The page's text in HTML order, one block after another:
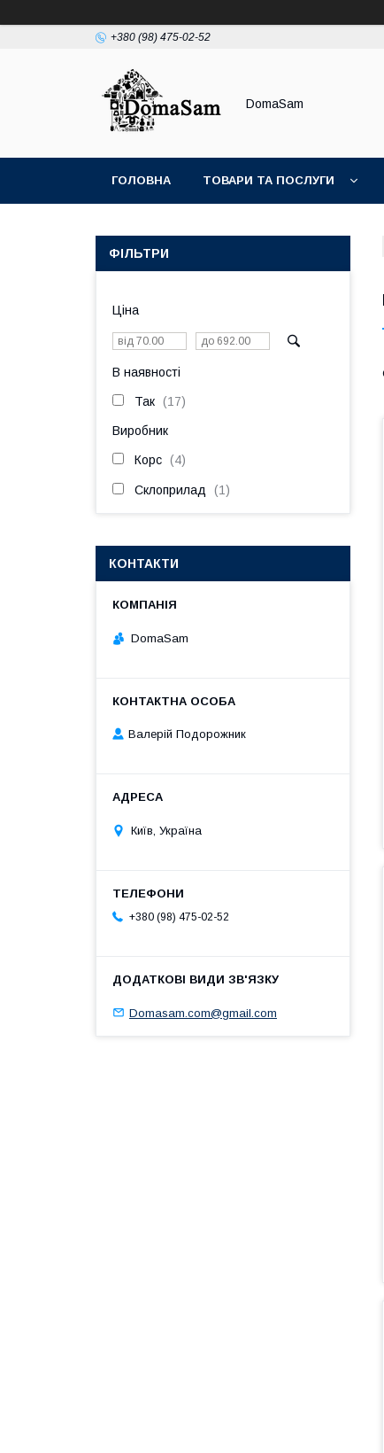
+380 (98) 475-02-52
DomaSam
ГОЛОВНА ТОВАРИ ТА ПОСЛУГИ
ФІЛЬТРИ
Ціна
В наявності
Так 17
Виробник
Корс 4
Склоприлад 1
КОНТАКТИ
DomaSam
Валерій Подорожник
Київ, Україна
+380 (98) 475-02-52
Domasam.com@gmail.com